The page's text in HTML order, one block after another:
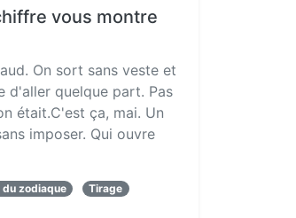
vous montre
On sort sans veste et
d'aller quelque part. Pas
était.C'est ça, mai. Un
imposer. Qui ouvre
du zodiaque
Tirage